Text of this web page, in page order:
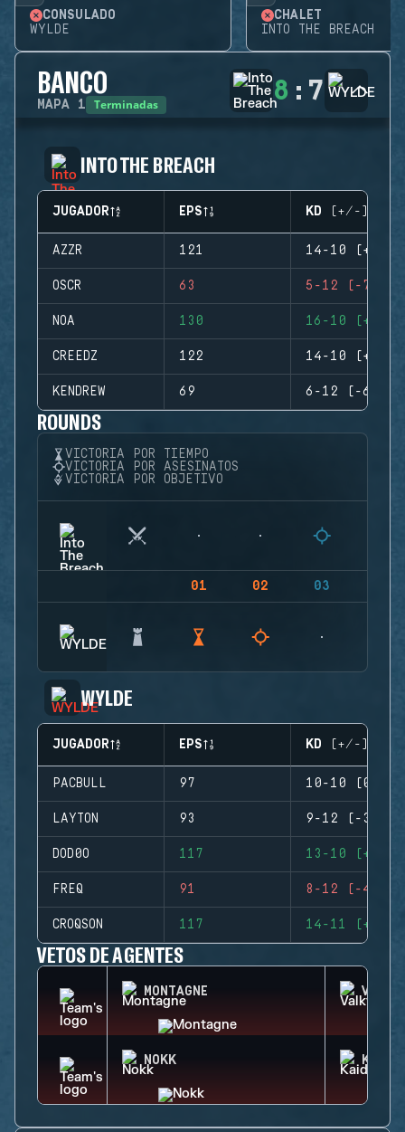
CONSULADO
WYLDE
CHALET
INTO THE BREACH
BANCO
MAPA 1 Terminadas 8 : 7
INTO THE BREACH
JUGADOR EPS KD (+/-)
AZZR 121 14-10 (+4)
OSCR 63 5-12 (-7)
NOA 130 16-10 (+6)
CREEDZ 122 14-10 (+4)
KENDREW 69 6-12 (-6)
ROUNDS
VICTORIA POR TIEMPO
VICTORIA POR ASESINATOS
VICTORIA POR OBJETIVO
01 02 03
WYLDE
JUGADOR EPS KD (+/-)
PACBULL 97 10-10 (0)
LAYTON 93 9-12 (-3)
DOD0O 117 13-10 (+3)
FREQ 91 8-12 (-4)
CROQSON 117 14-11 (+3)
VETOS DE AGENTES
MONTAGNE
NOKK KAID